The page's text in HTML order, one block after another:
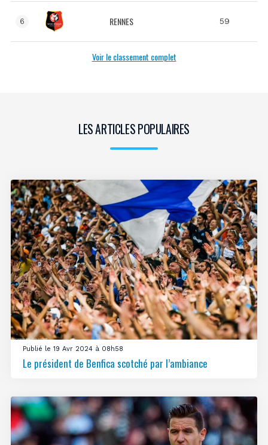
6 RENNES 59
Voir le classement complet
LES ARTICLES POPULAIRES
Publié le 19 Avr 2024 à 08h58
Le président de Benfica scotché par l’ambiance